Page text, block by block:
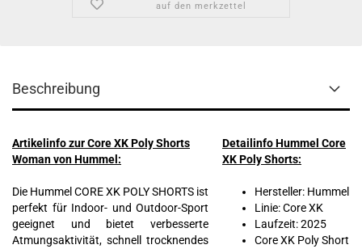
auf den merkzettel
Beschreibung
Artikelinfo zur Core XK Poly Shorts
Woman von Hummel:
Detailinfo Hummel Core
XK Poly Shorts:
Die Hummel CORE XK POLY SHORTS ist
perfekt für Indoor- und Outdoor-Sport
geeignet und bietet verbesserte
Atmungsaktivität, schnell trocknendes
Hersteller: Hummel
Linie: Core XK
Laufzeit: 2025
Core XK Poly Short